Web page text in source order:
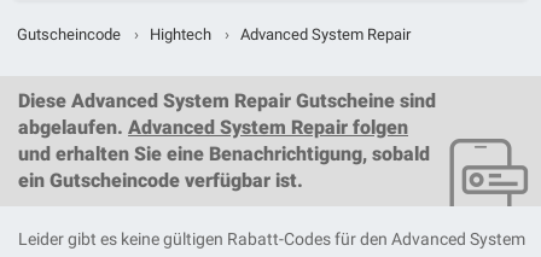
Gutscheincode › Hightech › Advanced System Repair
Diese Advanced System Repair Gutscheine sind
abgelaufen. Advanced System Repair folgen
und erhalten Sie eine Benachrichtigung, sobald
ein Gutscheincode verfügbar ist.
Leider gibt es keine gültigen Rabatt-Codes für den Advanced System